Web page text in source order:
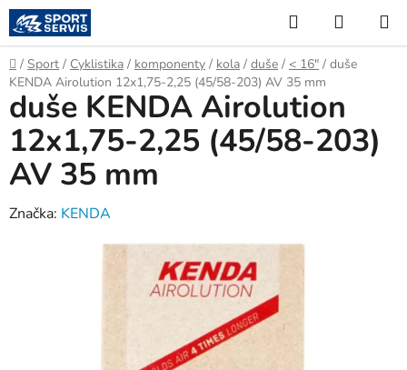
Přejít
na
obsah
Hledat
KOŠÍK
Domů
/ Sport / Cyklistika / komponenty / kola / duše / < 16" / duše
KENDA Airolution 12x1,75-2,25 (45/58-203) AV 35 mm
duše KENDA Airolution
12x1,75-2,25 (45/58-203)
AV 35 mm
Značka: KENDA